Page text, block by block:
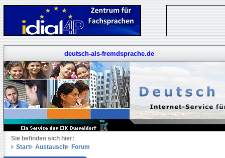
deutsch-als-fremdsprache.de
Sie befinden sich hier:
Start
Austausch Forum